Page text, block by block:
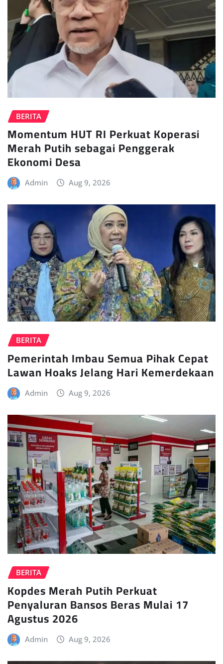
BERITA
Momentum HUT RI Perkuat Koperasi
Merah Putih sebagai Penggerak
Ekonomi Desa
Admin Aug 9, 2026
BERITA
Pemerintah Imbau Semua Pihak Cepat
Lawan Hoaks Jelang Hari Kemerdekaan
Admin Aug 9, 2026
BERITA
Kopdes Merah Putih Perkuat
Penyaluran Bansos Beras Mulai 17
Agustus 2026
Admin Aug 9, 2026